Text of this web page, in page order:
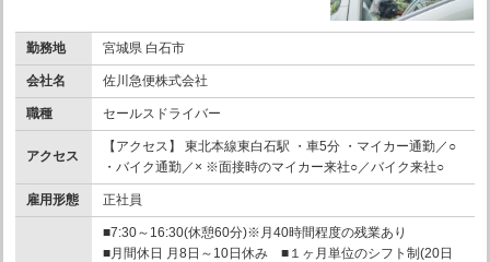
勤務地 宮城県 白石市
会社名 佐川急便株式会社
職種 セールスドライバー
アクセス
【アクセス】 東北本線東白石駅 ・車5分 ・マイカー通勤／○
・バイク通勤／× ※面接時のマイカー来社○／バイク来社○
雇用形態 正社員
■7:30～16:30(休憩60分)※月40時間程度の残業あり
■月間休日 月8日～10日休み ■１ヶ月単位のシフト制(20日